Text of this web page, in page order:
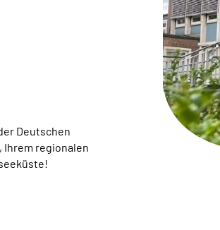
Deutschen
regionalen